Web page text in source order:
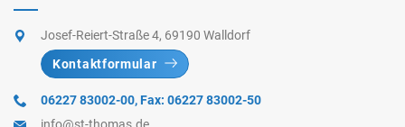
Josef-Reiert-Straße 4, 69190 Walldorf
Kontaktformular
06227 83002-00,Fax: 06227 83002-50
info@st-thomas.de